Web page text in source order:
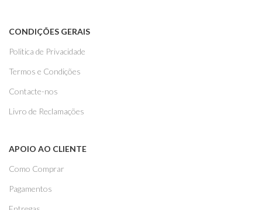
CONDIÇÕES GERAIS
Politica de Privacidade
Termos e Condições
Contacte-nos
Livro de Reclamações
APOIO AO CLIENTE
Como Comprar
Pagamentos